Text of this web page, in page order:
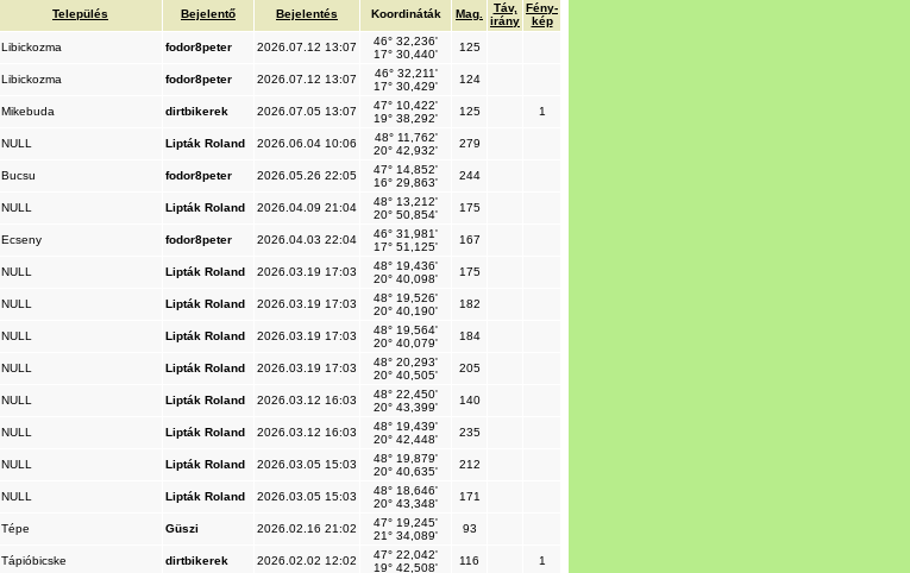
Település Bejelentő Bejelentés Koordináták Mag.
Táv,
irány
Fény-
kép
Libickozma fodor8peter 2026.07.12 13:07
46° 32,236'
17° 30,440'
125
Libickozma fodor8peter 2026.07.12 13:07
46° 32,211'
17° 30,429'
124
Mikebuda dirtbikerek 2026.07.05 13:07
47° 10,422'
19° 38,292'
125 1
NULL Lipták Roland 2026.06.04 10:06
48° 11,762'
20° 42,932'
279
Bucsu fodor8peter 2026.05.26 22:05
47° 14,852'
16° 29,863'
244
NULL Lipták Roland 2026.04.09 21:04
48° 13,212'
20° 50,854'
175
Ecseny fodor8peter 2026.04.03 22:04
46° 31,981'
17° 51,125'
167
NULL Lipták Roland 2026.03.19 17:03
48° 19,436'
20° 40,098'
175
NULL Lipták Roland 2026.03.19 17:03
48° 19,526'
20° 40,190'
182
NULL Lipták Roland 2026.03.19 17:03
48° 19,564'
20° 40,079'
184
NULL Lipták Roland 2026.03.19 17:03
48° 20,293'
20° 40,505'
205
NULL Lipták Roland 2026.03.12 16:03
48° 22,450'
20° 43,399'
140
NULL Lipták Roland 2026.03.12 16:03
48° 19,439'
20° 42,448'
235
NULL Lipták Roland 2026.03.05 15:03
48° 19,879'
20° 40,635'
212
NULL Lipták Roland 2026.03.05 15:03
48° 18,646'
20° 43,348'
171
Tépe Güszi 2026.02.16 21:02
47° 19,245'
21° 34,089'
93
Tápióbicske dirtbikerek 2026.02.02 12:02
47° 22,042'
19° 42,508'
116 1